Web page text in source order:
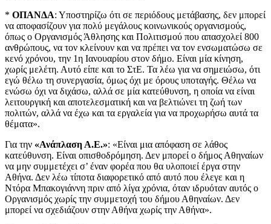
* ΟΠΑΝΔΑ: Υποστηρίζω ότι σε περιόδους μετάβασης, δεν μπορεί
να αποφασίζουν για πολύ μεγάλους κοινωνικούς οργανισμούς,
όπως ο Οργανισμός Άθλησης και Πολιτισμού που απασχολεί 800
ανθρώπους, να τον κλείνουν και να πρέπει να τον ενσωματώσω σε
κενό χρόνου, την 1η Ιανουαρίου στον δήμο. Είναι μία κίνηση,
χωρίς μελέτη. Αυτό είπε και το ΣτΕ. Τα λέω για να σημειώσω, ότι
εγώ θέλω τη συνεργασία, όμως όχι με όρους υποταγής. Θέλω να
ενώσω όχι να διχάσω, αλλά σε μία κατεύθυνση, η οποία να είναι
λειτουργική και αποτελεσματική και να βελτιώνει τη ζωή των
πολιτών, αλλά να έχω και τα εργαλεία για να προχωρήσω αυτά τα
θέματα».
Για την «Ανάπλαση Α.Ε.»: «Είναι μια απόφαση σε λάθος
κατεύθυνση. Είναι οπισθοδρόμηση. Δεν μπορεί ο δήμος Αθηναίων
να μην συμμετέχει σ’ έναν φορέα που θα υλοποιεί έργα στην
Αθήνα. Δεν λέω τίποτα διαφορετικό από αυτό που έλεγε και η
Ντόρα Μπακογιάννη πριν από λίγα χρόνια, όταν ιδρυόταν αυτός ο
Οργανισμός χωρίς την συμμετοχή του δήμου Αθηναίων. Δεν
μπορεί να σχεδιάζουν στην Αθήνα χωρίς την Αθήνα».